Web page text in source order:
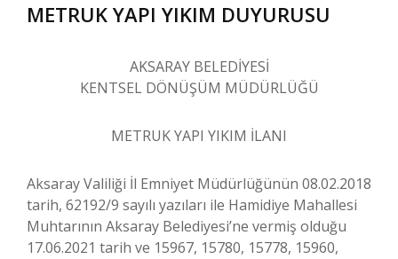
METRUK YAPI YIKIM DUYURUSU
AKSARAY BELEDİYESİ
KENTSEL DÖNÜŞÜM MÜDÜRLÜĞÜ
METRUK YAPI YIKIM İLANI
Aksaray Valiliği İl Emniyet Müdürlüğünün 08.02.2018
tarih, 62192/9 sayılı yazıları ile Hamidiye Mahallesi
Muhtarının Aksaray Belediyesi’ne vermiş olduğu
17.06.2021 tarih ve 15967, 15780, 15778, 15960,